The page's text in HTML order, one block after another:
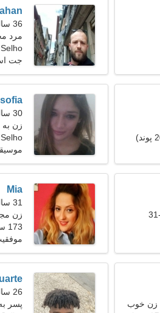
36 سال, جوزا
مرد
Selho، پرتغال
جت
30 سال, برج جدی
زن به
Selho
Mia
31 سال, لئو
زن
173 سانتی متر (5'9")، 63 کیلوگرم (138 پوند)
زن خوب
26 سال, حوت
پسر